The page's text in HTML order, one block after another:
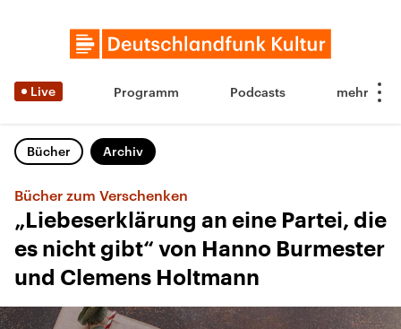
Live Programm Podcasts
Bücher Archiv
Bücher zum Verschenken
„Liebeserklärung an eine Partei, die
es nicht gibt“ von Hanno Burmester
und Clemens Holtmann